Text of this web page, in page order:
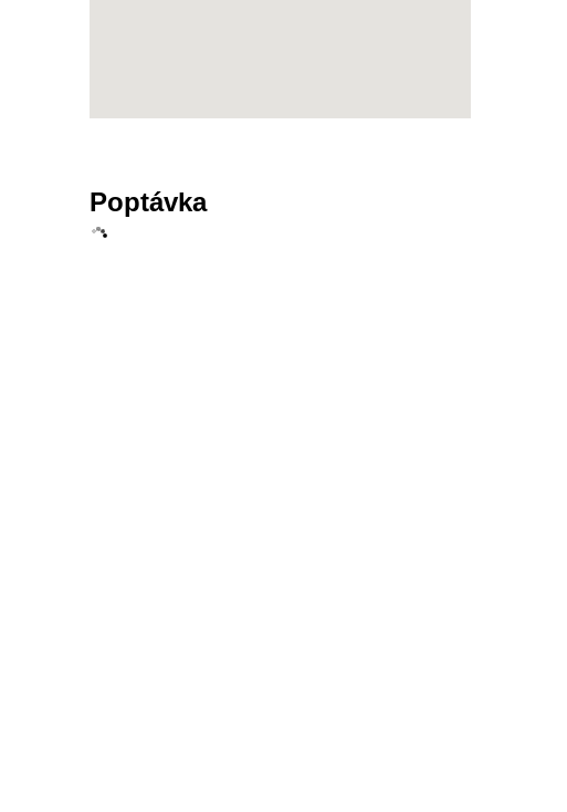
Poptávka